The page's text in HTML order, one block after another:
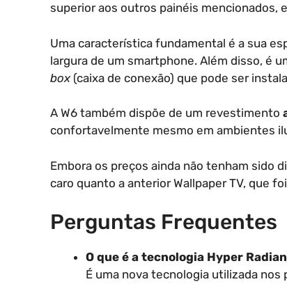
superior aos outros painéis mencionados,
Uma característica fundamental é a sua
largura de um smartphone. Além disso, é
box(caixa de conexão) que pode ser
A W6 também dispõe de um revestimento
confortavelmente mesmo em ambientes
Embora os preços ainda não tenham sido
caro quanto a anterior Wallpaper TV, que
Perguntas Frequentes
O que é a tecnologia Hyper
É uma nova tecnologia utilizada nos